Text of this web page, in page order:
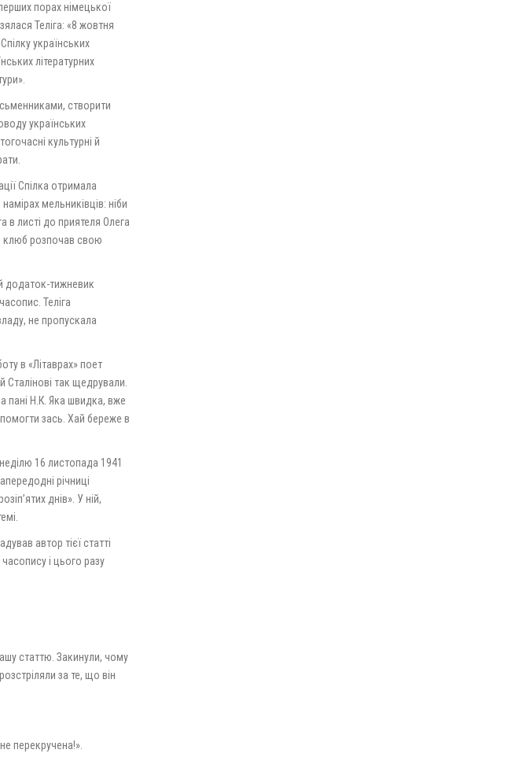
порах німецької
Теліга: «8 жовтня
українських
літературних
створити
українських
культурні й
Спілка отримала
мельниківців: ніби
листі до приятеля Олега
клюб розпочав свою
додаток-тижневик
Теліга
не пропускала
в «Літаврах» поет
так щедрували.
пані Н.К. Яка швидка, вже
помогти зась. Хай береже в
16 листопада 1941
річниці
днів». У ній,
автор тієї статті
і цього разу
статтю. Закинули, чому
за те, що він
перекручена!».